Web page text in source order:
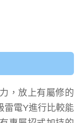
，放上有屬修的
雷電Y進行比較能